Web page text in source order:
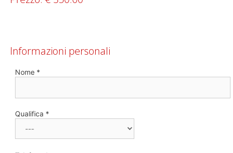
Informazioni personali
Nome *
Qualifica *